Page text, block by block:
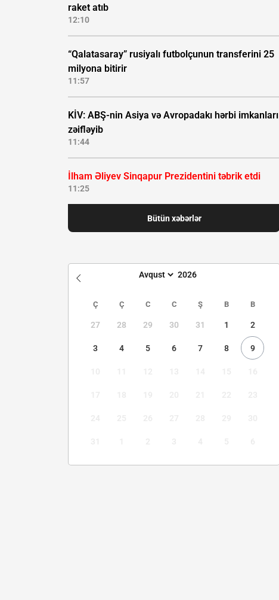
raket atıb
12:10
“Qalatasaray” rusiyalı futbolçunun transferini 25
milyona bitirir
11:57
KİV: ABŞ-nin Asiya və Avropadakı hərbi imkanları
zəifləyib
11:44
İlham Əliyev Sinqapur Prezidentini təbrik etdi
11:25
Bütün xəbərlər
Ç Ç C C Ş B B
27 28 29 30 31 1 2
3 4 5 6 7 8 9